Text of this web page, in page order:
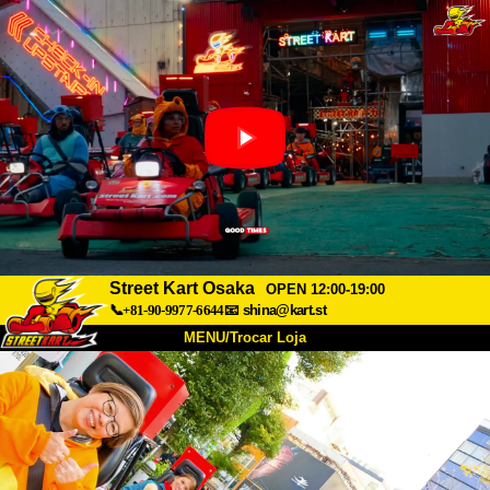
Street Kart Osaka
OPEN 12:00-19:00
📞+81-90-9977-6644📧 shina@kart.st
MENU/Trocar Loja
INÍCIO
Sobre Especificações
Acesso Opiniões